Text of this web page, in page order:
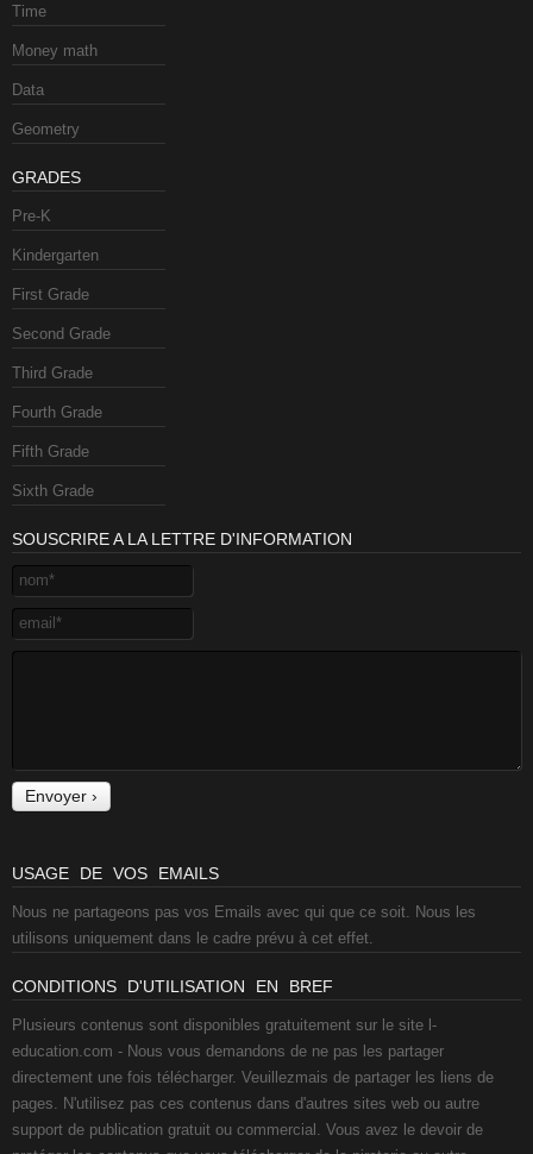
Time
Money math
Data
Geometry
GRADES
Pre-K
Kindergarten
First Grade
Second Grade
Third Grade
Fourth Grade
Fifth Grade
Sixth Grade
SOUSCRIRE A LA LETTRE D'INFORMATION
USAGE DE VOS EMAILS
Nous ne partageons pas vos Emails avec qui que ce soit. Nous les
utilisons uniquement dans le cadre prévu à cet effet.
CONDITIONS D'UTILISATION EN BREF
Plusieurs contenus sont disponibles gratuitement sur le site l-
education.com - Nous vous demandons de ne pas les partager
directement une fois télécharger. Veuillezmais de partager les liens de
pages. N'utilisez pas ces contenus dans d'autres sites web ou autre
support de publication gratuit ou commercial. Vous avez le devoir de